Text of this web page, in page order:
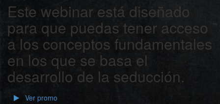
​Este webinar está diseñado
para que puedas tener acceso
a los conceptos fundamentales
en los que se basa el
desarrollo de la seducción.
Ver promo